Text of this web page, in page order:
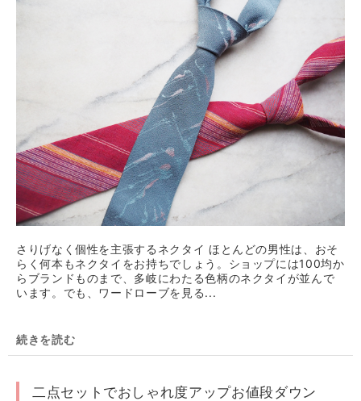
さりげなく個性を主張するネクタイ ほとんどの男性は、おそ
らく何本もネクタイをお持ちでしょう。ショップには100均か
らブランドものまで、多岐にわたる色柄のネクタイが並んで
います。でも、ワードローブを見る...
続きを読む
二点セットでおしゃれ度アップお値段ダウン